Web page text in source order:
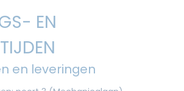
EN
en leveringen